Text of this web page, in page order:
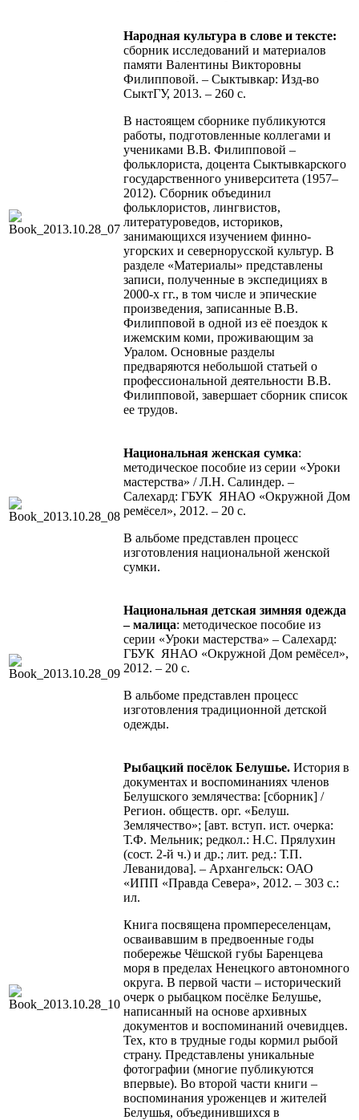
Народная культура в слове и тексте:
сборник исследований и материалов
памяти Валентины Викторовны
Филипповой. – Сыктывкар: Изд-во
СыктГУ, 2013. – 260 с.
В настоящем сборнике публикуются
работы, подготовленные коллегами и
учениками В.В. Филипповой –
фольклориста, доцента Сыктывкарского
государственного университета (1957–
2012). Сборник объединил
фольклористов, лингвистов,
литературоведов, историков,
занимающихся изучением финно-
угорских и севернорусской культур. В
разделе «Материалы» представлены
записи, полученные в экспедициях в
2000-х гг., в том числе и эпические
произведения, записанные В.В.
Филипповой в одной из её поездок к
ижемским коми, проживающим за
Уралом. Основные разделы
предваряются небольшой статьей о
профессиональной деятельности В.В.
Филипповой, завершает сборник список
ее трудов.
Национальная женская сумка:
методическое пособие из серии «Уроки
мастерства» / Л.Н. Салиндер. –
Салехард: ГБУК ЯНАО «Окружной Дом
ремёсел», 2012. – 20 с.
В альбоме представлен процесс
изготовления национальной женской
сумки.
Национальная детская зимняя одежда
– малица: методическое пособие из
серии «Уроки мастерства» – Салехард:
ГБУК ЯНАО «Окружной Дом ремёсел»,
2012. – 20 с.
В альбоме представлен процесс
изготовления традиционной детской
одежды.
Рыбацкий посёлок Белушье. История в
документах и воспоминаниях членов
Белушского землячества: [сборник] /
Регион. обществ. орг. «Белуш.
Землячество»; [авт. вступ. ист. очерка:
Т.Ф. Мельник; редкол.: Н.С. Прялухин
(сост. 2-й ч.) и др.; лит. ред.: Т.П.
Леванидова]. – Архангельск: ОАО
«ИПП «Правда Севера», 2012. – 303 с.:
ил.
Книга посвящена промпереселенцам,
осваивавшим в предвоенные годы
побережье Чёшской губы Баренцева
моря в пределах Ненецкого автономного
округа. В первой части – исторический
очерк о рыбацком посёлке Белушье,
написанный на основе архивных
документов и воспоминаний очевидцев.
Тех, кто в трудные годы кормил рыбой
страну. Представлены уникальные
фотографии (многие публикуются
впервые). Во второй части книги –
воспоминания уроженцев и жителей
Белушья, объединившихся в